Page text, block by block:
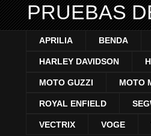
PRUEBAS
APRILIA BENDA
HARLEY DAVIDSON
MOTO GUZZI MOTO
ROYAL ENFIELD
VECTRIX VOGE